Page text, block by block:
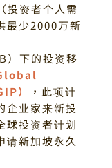
投资者个人需
最少2000万新
）下的投资移
）
，此项计
企业家来新投
球投资者计划
请新加坡永久